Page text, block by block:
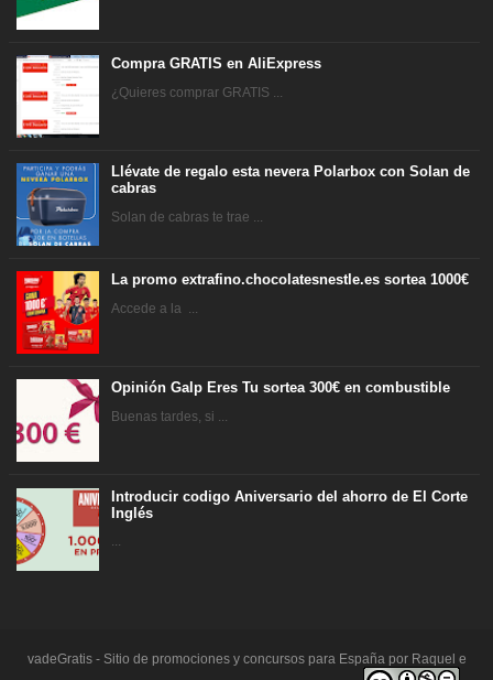
Compra GRATIS en AliExpress
¿Quieres comprar GRATIS ...
Llévate de regalo esta nevera Polarbox con Solan de
cabras
Solan de cabras te trae ...
La promo extrafino.chocolatesnestle.es sortea 1000€
Accede a la ...
Opinión Galp Eres Tu sortea 300€ en combustible
Buenas tardes, si ...
Introducir codigo Aniversario del ahorro de El Corte
Inglés
...
vadeGratis - Sitio de promociones y concursos para España por Raquel e